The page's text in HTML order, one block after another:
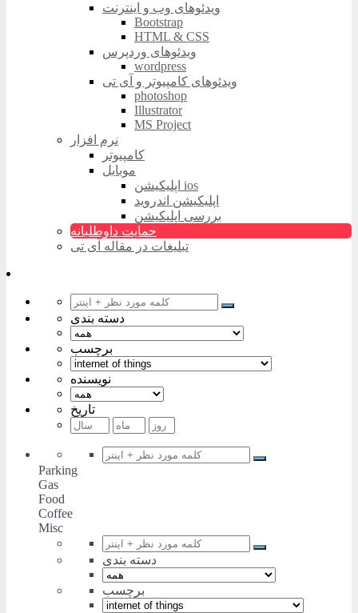
ویدئوهای وب و اینترنت
Bootstrap
HTML & CSS
ویدئوهای وردپرس
wordpress
ویدئوهای کامپیوتر و آی تی
photoshop
Illustrator
MS Project
نرم افزار
کامپیوتر
موبایل
اپلیکیشن ios
اپلیکیشن اندروید
بررسی اپلیکیشن
حمایت داوطلبانه
تبلیغات در مقاله آی تی
دسته بندی
برچسب
نویسنده
تاریخ
Parking
Gas
Food
Coffee
Misc
دسته بندی
برچسب